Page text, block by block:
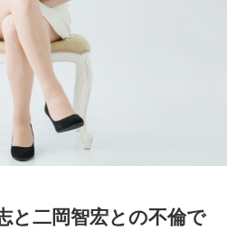
と二岡智宏との不倫で